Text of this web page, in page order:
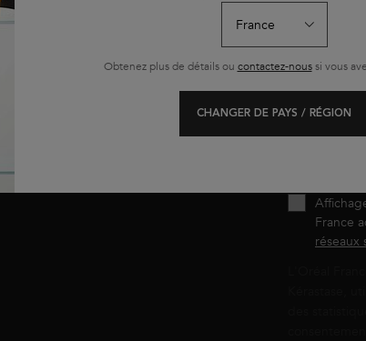
Je déclare
bénéficier
les produits
E-mail
France
réseaux
Obtenez plus de détails ou contactez-noussi vous
CHANGER DE PAYS / RÉGION